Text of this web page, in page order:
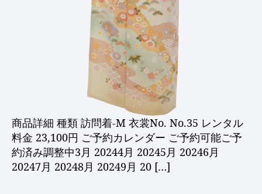
商品詳細 種類 訪問着-M 衣裳No. No.35 レンタル
料金 23,100円 ご予約カレンダー ご予約可能ご予
約済み調整中3月 20244月 20245月 20246月
20247月 20248月 20249月 20 […]